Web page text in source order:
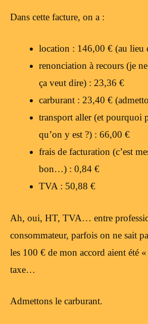
Dans cette facture, on a :
location : 146,00 € (au lieu
renonciation à recours (je
ça veut dire) : 23,36 €
carburant : 23,40 €
transport aller (et pourquoi
qu’on y est ?) : 66,00 €
frais de facturation (c’est
bon…) : 0,84 €
TVA : 50,88 €
Ah, oui, HT, TVA… entre
consommateur, parfois on ne sait
les 100 € de mon accord aient été
taxe…
Admettons le carburant.